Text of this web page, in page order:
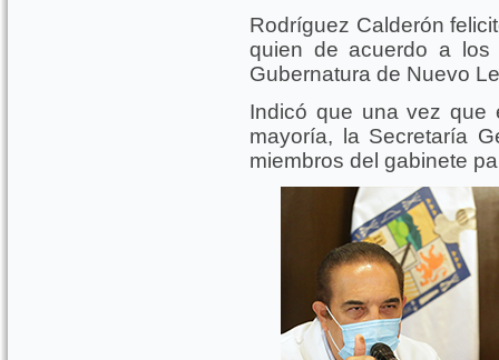
Rodríguez Calderón
quien de acuerdo a los
Gubernatura de Nuevo
Indicó que una vez que
mayoría, la Secretaría
miembros del gabinete